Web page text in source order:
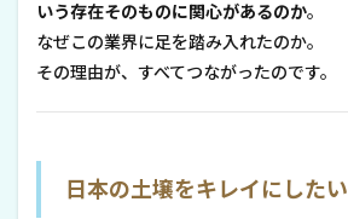
いう存在そのものに関心があるのか。
なぜこの業界に足を踏み入れたのか。
その理由が、すべてつながったのです。
日本の土壌をキレイにしたい